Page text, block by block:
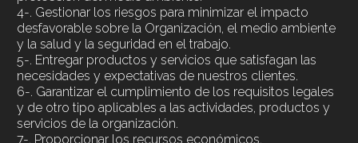
4-. Gestionar los riesgos para minimizar el impacto
desfavorable sobre la Organización, el medio ambiente
y la salud y la seguridad en el trabajo.
5-. Entregar productos y servicios que satisfagan las
necesidades y expectativas de nuestros clientes.
6-. Garantizar el cumplimiento de los requisitos legales
y de otro tipo aplicables a las actividades, productos y
servicios de la organización.
7-. Proporcionar los recursos económicos,